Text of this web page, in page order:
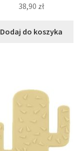
38,90 zł
Dodaj do koszyka